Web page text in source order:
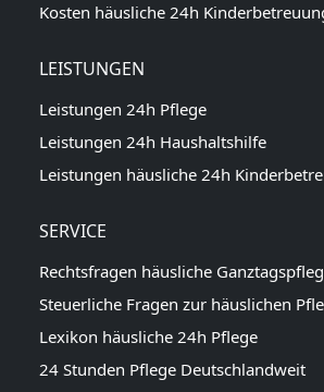
Kosten häusliche 24h
LEISTUNGEN
Leistungen 24h Pflege
Leistungen 24h Haushaltshilfe
Leistungen häusliche 24h
SERVICE
Rechtsfragen häusliche
Steuerliche Fragen zur häuslichen
Lexikon häusliche 24h Pflege
24 Stunden Pflege Deutschlandweit